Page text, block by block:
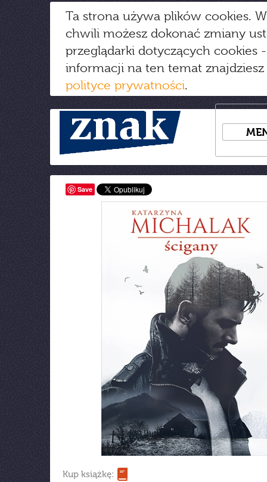
Ta strona używa plików cookies.
chwili możesz dokonać zmiany
przeglądarki dotyczących cookies
informacji na ten temat
polityce prywatności.
Save
Kup książkę: